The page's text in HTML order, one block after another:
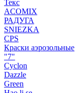
Текс
ACOMIX
РАДУГА
SNIEZKA
CPS
Краски аэрозольные
"7"
Cyclon
Dazzle
Green